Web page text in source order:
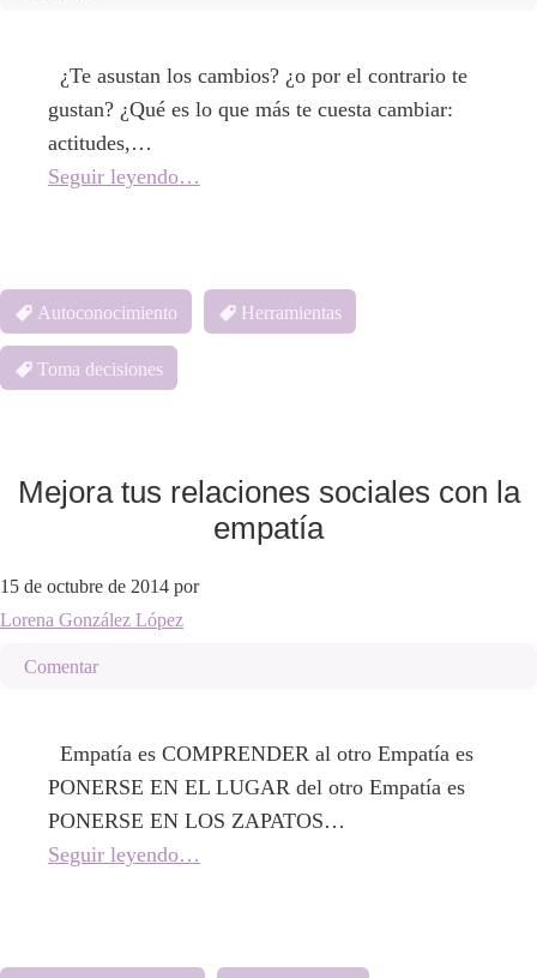
¿Te asustan los cambios? ¿o por el contrario te
gustan? ¿Qué es lo que más te cuesta cambiar:
actitudes,…
Seguir leyendo…
Autoconocimiento Herramientas
Toma decisiones
Mejora tus relaciones sociales con la
empatía
15 de octubre de 2014 por
Lorena González López
Comentar
Empatía es COMPRENDER al otro Empatía es
PONERSE EN EL LUGAR del otro Empatía es
PONERSE EN LOS ZAPATOS…
Seguir leyendo…